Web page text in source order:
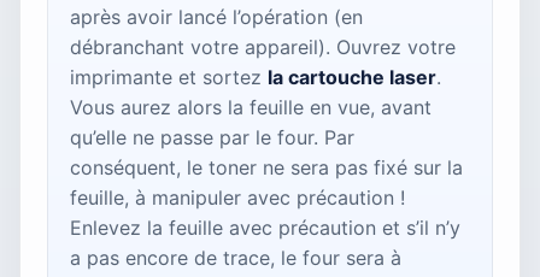
après avoir lancé l’opération (en
débranchant votre appareil). Ouvrez votre
imprimante et sortez la cartouche laser.
Vous aurez alors la feuille en vue, avant
qu’elle ne passe par le four. Par
conséquent, le toner ne sera pas fixé sur la
feuille, à manipuler avec précaution !
Enlevez la feuille avec précaution et s’il n’y
a pas encore de trace, le four sera à